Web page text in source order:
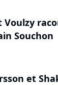
Voulzy
Souchon
et